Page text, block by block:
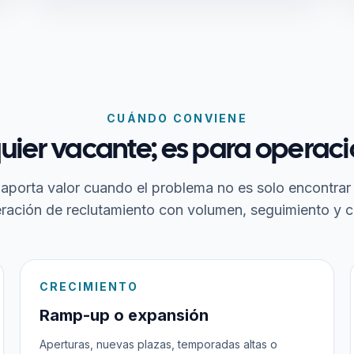
CUÁNDO CONVIENE
vacante; es para
valor cuando el problema no es solo
de reclutamiento con volumen, seguimiento y
CRECIMIENTO
Ramp-up o expansión
Aperturas, nuevas plazas, temporadas altas o